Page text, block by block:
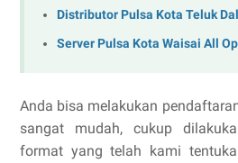
Distributor Pulsa Kota Teluk
Server Pulsa Kota Waisai All
Anda bisa melakukan
sangat mudah, cukup
format yang telah kami